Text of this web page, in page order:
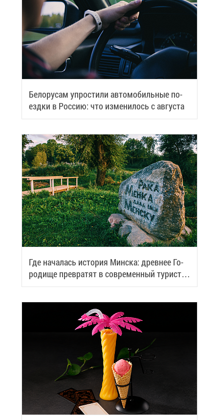
Бе­ло­ру­сам упро­сти­ли ав­то­мо­биль­ные по­
езд­ки в Рос­сию: что из­ме­ни­лось с ав­гу­ста
Где на­ча­лась ис­то­рия Мин­ска: древ­нее Го­
ро­ди­ще пре­вра­тят в со­вре­мен­ный ту­ри­сти­
че­ский центр